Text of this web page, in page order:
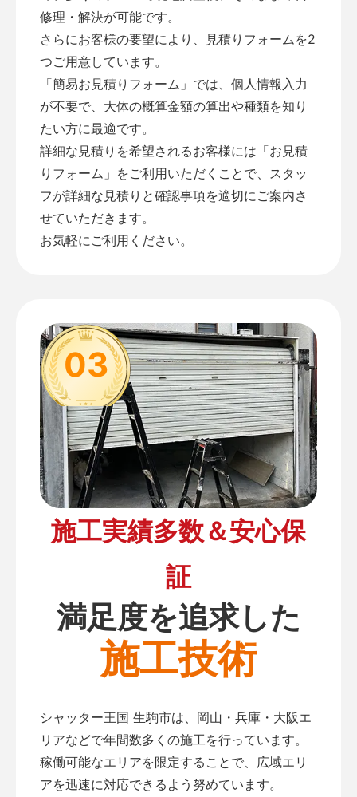
修理・解決が可能です。
さらにお客様の要望により、見積りフォームを2
つご用意しています。
「簡易お見積りフォーム 」では、個人情報入力
が不要で、大体の概算金額の算出や種類を知り
たい方に最適です。
詳細な見積りを希望されるお客様には「お見積
りフォーム 」をご利用いただくことで、スタッ
フが詳細な見積りと確認事項を適切にご案内さ
せていただきます。
お気軽にご利用ください。
03
施工実績多数＆安心保
証
満足度を追求した
施工技術
シャッター王国 生駒市は、岡山・兵庫・大阪エ
リアなどで年間数多くの施工を行っています。
稼働可能なエリアを限定することで、広域エリ
アを迅速に対応できるよう努めています。